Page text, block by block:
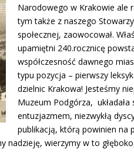
Narodowego w Krakowie ale
tym także z naszego
społecznej, zaowocował.
upamiętni 240.rocznicę
współczesność dawnego
typu pozycja – pierwszy
dzielnic Krakowa! Jesteśmy
Muzeum Podgórza,
entuzjazmem, niezwykłą
publikacją, którą powinien na
nadzieję, wierzymy w to